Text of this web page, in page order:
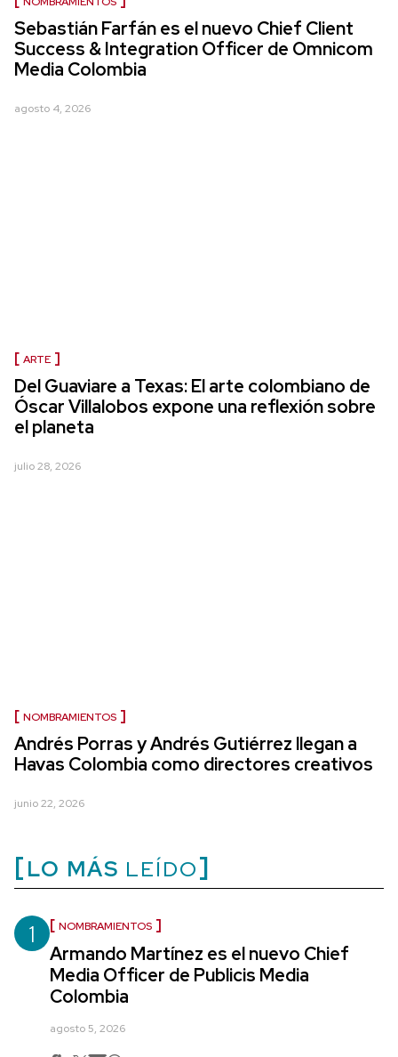
Sebastián Farfán es el nuevo Chief Client
Success & Integration Officer de Omnicom
Media Colombia
agosto 4, 2026
ARTE
Del Guaviare a Texas: El arte colombiano de
Óscar Villalobos expone una reflexión sobre
el planeta
julio 28, 2026
NOMBRAMIENTOS
Andrés Porras y Andrés Gutiérrez llegan a
Havas Colombia como directores creativos
junio 22, 2026
LO MÁS LEÍDO
1 NOMBRAMIENTOS
Armando Martínez es el nuevo Chief
Media Officer de Publicis Media
Colombia
agosto 5, 2026